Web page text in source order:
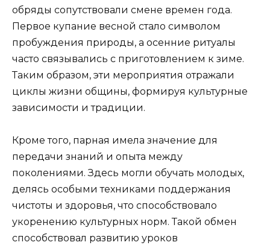
обряды сопутствовали смене времен года.
Первое купание весной стало символом
пробуждения природы, а осенние ритуалы
часто связывались с приготовлением к зиме.
Таким образом, эти мероприятия отражали
циклы жизни общины, формируя культурные
зависимости и традиции.
Кроме того, парная имела значение для
передачи знаний и опыта между
поколениями. Здесь могли обучать молодых,
делясь особыми техниками поддержания
чистоты и здоровья, что способствовало
укоренению культурных норм. Такой обмен
способствовал развитию уроков